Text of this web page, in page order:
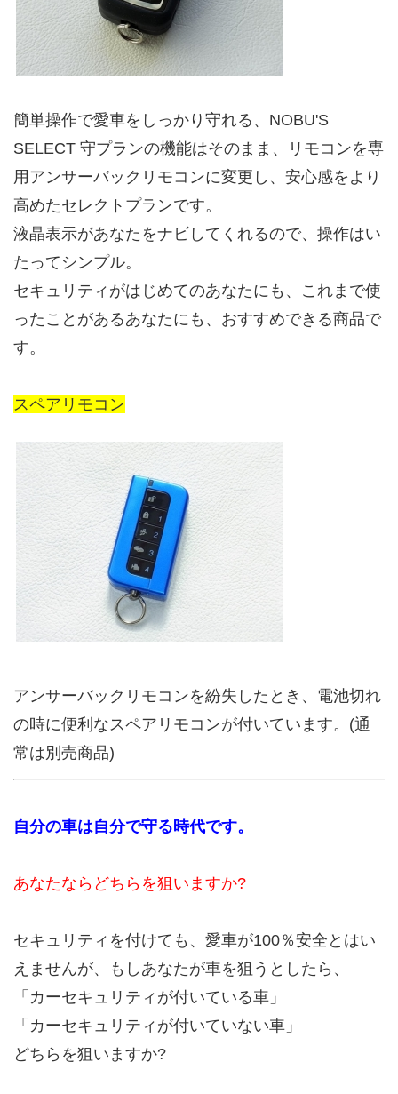
簡単操作で愛車をしっかり守れる、NOBU'S
SELECT 守プランの機能はそのまま、リモコンを専
用アンサーバックリモコンに変更し、安心感をより
高めたセレクトプランです。
液晶表示があなたをナビしてくれるので、操作はい
たってシンプル。
セキュリティがはじめてのあなたにも、これまで使
ったことがあるあなたにも、おすすめできる商品で
す。
スペアリモコン
アンサーバックリモコンを紛失したとき、電池切れ
の時に便利なスペアリモコンが付いています。(通
常は別売商品)
自分の車は自分で守る時代です。
あなたならどちらを狙いますか?
セキュリティを付けても、愛車が100％安全とはい
えませんが、もしあなたが車を狙うとしたら、
「カーセキュリティが付いている車」
「カーセキュリティが付いていない車」
どちらを狙いますか?